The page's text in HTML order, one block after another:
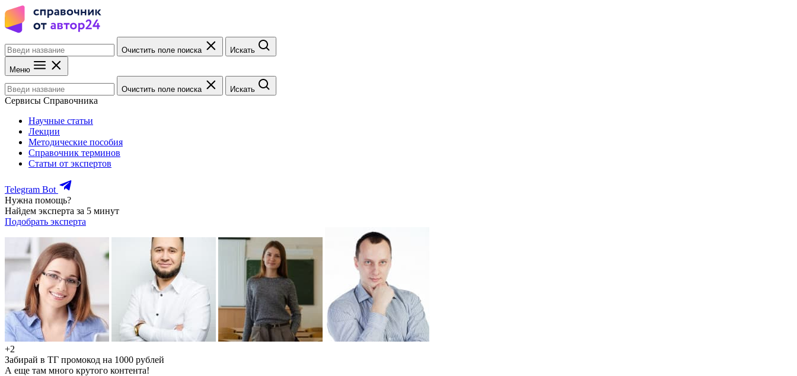
Очистить поле поиска Искать
Меню
Очистить поле поиска Искать
Сервисы Справочника
Научные статьи
Лекции
Методические пособия
Справочник терминов
Статьи от экспертов
Telegram Bot
Нужна помощь?
Найдем эксперта за 5 минут
Подобрать эксперта
+2
Забирай в ТГ промокод на 1000 рублей
А еще там много крутого контента!